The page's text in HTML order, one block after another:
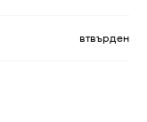
втвърден